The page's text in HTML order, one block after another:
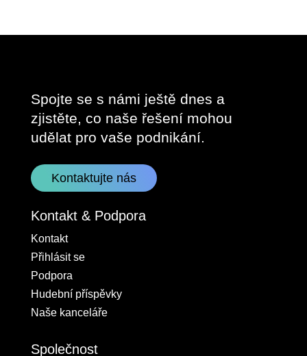
Spojte se s námi ještě dnes a
zjistěte, co naše řešení mohou
udělat pro vaše podnikání.
Kontaktujte nás
Kontakt & Podpora
Kontakt
Přihlásit se
Podpora
Hudební příspěvky
Naše kanceláře
Společnost